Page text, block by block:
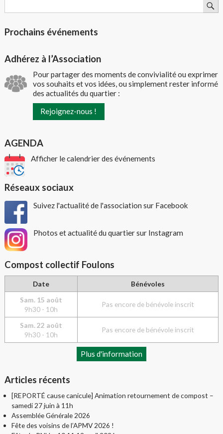
Prochains événements
Adhérez à l’Association
Pour partager des moments de convivialité ou exprimer
vos souhaits et vos idées, ou simplement rester informé
des actualités du quartier :
Rejoignez-nous !
AGENDA
Afficher le calendrier des événements
Réseaux sociaux
Suivez l'actualité de l'association sur Facebook
Photos et actualité du quartier sur Instagram
Compost collectif Foulons
Date
Bénévoles
Sam. 15 août
9h30 - 10h
Pas encore de bénévole inscrit
Sam. 22 août
9h30 - 10h
Pas encore de bénévole inscrit
Plus d'information
Articles récents
[REPORTÉ cause canicule] Animation retournement de compost –
samedi 27 juin à 11h
Assemblée Générale 2026
Fête des voisins de l’APMV 2026 !